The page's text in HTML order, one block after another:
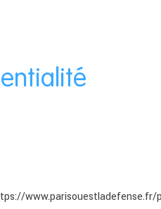
www.parisouestladefense.fr/